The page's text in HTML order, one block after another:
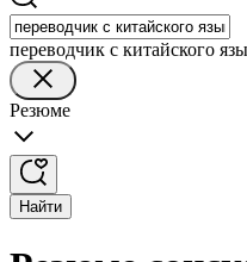
переводчик с китайского
Резюме
Найти